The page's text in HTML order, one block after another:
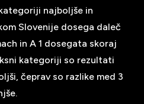
najboljše in
Slovenije dosega daleč
in A 1 dosegata skoraj
kategoriji so rezultati
čeprav so razlike med 3